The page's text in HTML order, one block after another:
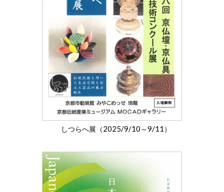
しつらへ展（2025/9/10 ～9/11 ）